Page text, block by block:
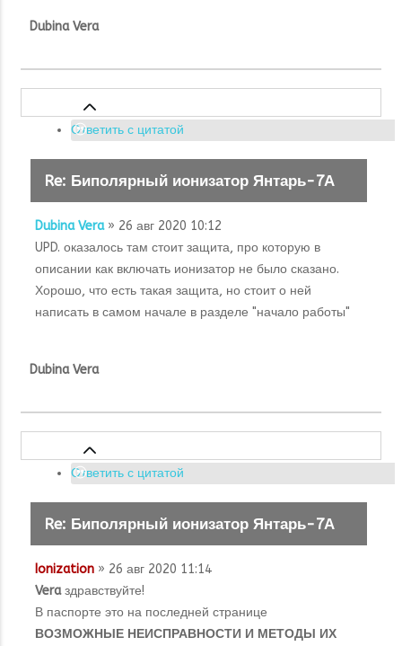
Dubina Vera
Ответить с цитатой
Re: Биполярный ионизатор Янтарь-7А
Dubina Vera» 26 авг 2020 10:12
UPD. оказалось там стоит защита, про которую в
описании как включать ионизатор не было сказано.
Хорошо, что есть такая защита, но стоит о ней
написать в самом начале в разделе "начало работы"
Dubina Vera
Ответить с цитатой
Re: Биполярный ионизатор Янтарь-7А
Ionization » 26 авг 2020 11:14
Veraздравствуйте!
В паспорте это на последней странице
ВОЗМОЖНЫЕ НЕИСПРАВНОСТИ И МЕТОДЫ ИХ